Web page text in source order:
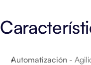
Automatización -